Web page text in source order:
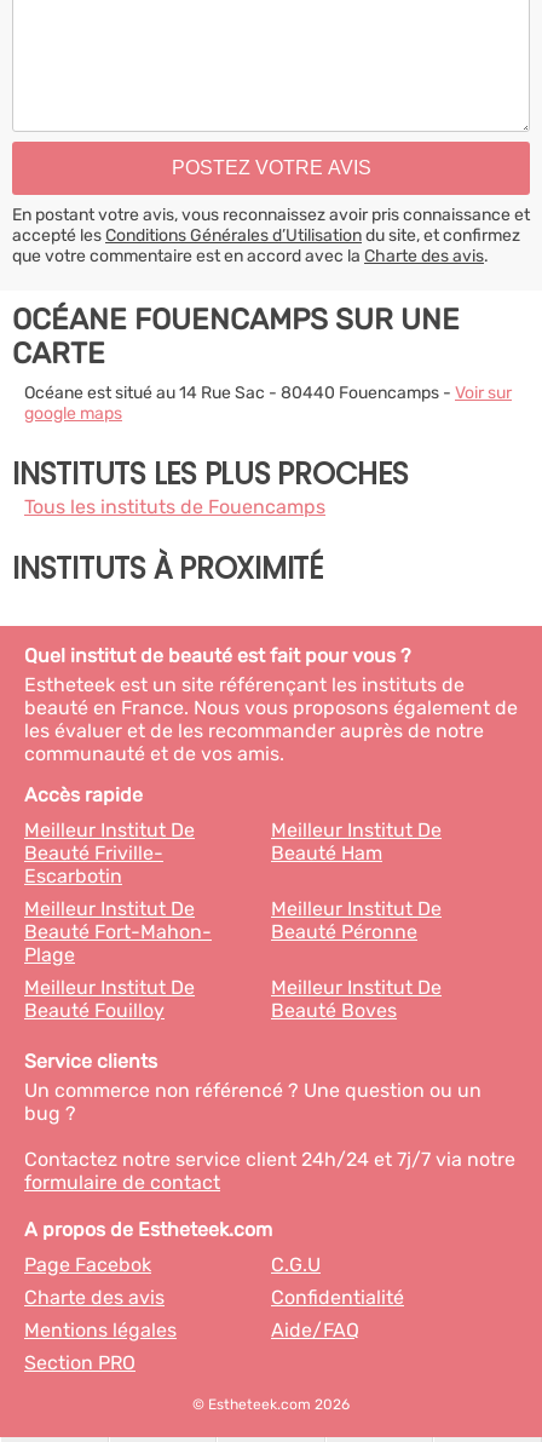
En postant votre avis, vous reconnaissez avoir pris connaissance et
accepté lesConditions Générales d’Utilisationdu site, et confirmez
que votre commentaire est en accord avec la Charte des avis.
OCÉANE FOUENCAMPS SUR UNE
CARTE
Océane est situé au 14 Rue Sac - 80440 Fouencamps - Voir sur
google maps
INSTITUTS LES PLUS PROCHES
Tous les instituts de Fouencamps
INSTITUTS À PROXIMITÉ
Quel institut de beauté est fait pour vous ?
Estheteek est un site référençant les instituts de
beauté en France. Nous vous proposons également de
les évaluer et de les recommander auprès de notre
communauté et de vos amis.
Accès rapide
Meilleur Institut De
Beauté Friville-
Escarbotin
Meilleur Institut De
Beauté Ham
Meilleur Institut De
Beauté Fort-Mahon-
Plage
Meilleur Institut De
Beauté Péronne
Meilleur Institut De
Beauté Fouilloy
Meilleur Institut De
Beauté Boves
Service clients
Un commerce non référencé ? Une question ou un
bug ?
Contactez notre service client 24h/24 et 7j/7 via notre
formulaire de contact
A propos de Estheteek.com
Page Facebok
C.G.U
Charte des avis
Confidentialité
Mentions légales
Aide/FAQ
Section PRO
© Estheteek.com 2026